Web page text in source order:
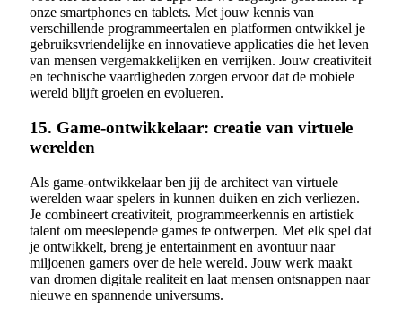
onze smartphones en tablets. Met jouw kennis van
verschillende programmeertalen en platformen ontwikkel je
gebruiksvriendelijke en innovatieve applicaties die het leven
van mensen vergemakkelijken en verrijken. Jouw creativiteit
en technische vaardigheden zorgen ervoor dat de mobiele
wereld blijft groeien en evolueren.
15. Game-ontwikkelaar: creatie van virtuele
werelden
Als game-ontwikkelaar ben jij de architect van virtuele
werelden waar spelers in kunnen duiken en zich verliezen.
Je combineert creativiteit, programmeerkennis en artistiek
talent om meeslepende games te ontwerpen. Met elk spel dat
je ontwikkelt, breng je entertainment en avontuur naar
miljoenen gamers over de hele wereld. Jouw werk maakt
van dromen digitale realiteit en laat mensen ontsnappen naar
nieuwe en spannende universums.